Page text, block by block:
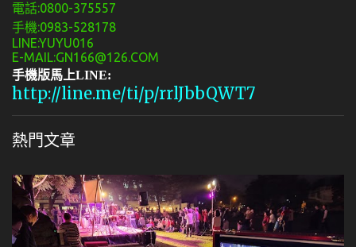
電話:0800-375557
手機:0983-528178
LINE:YUYU016
E-MAIL:GN166@126.COM
手機版馬上LINE:
http://line.me/ti/p/rrlJbbQWT7
熱門文章